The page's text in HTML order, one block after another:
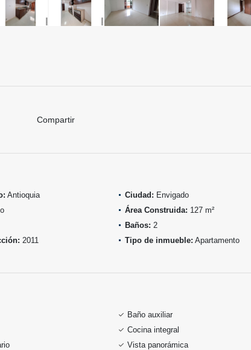
Compartir
Antioquia Ciudad: Envigado
Área Construida: 127 m²
Baños: 2
2011 Tipo de inmueble: Apartamento
Baño auxiliar
Cocina integral
Vista panorámica